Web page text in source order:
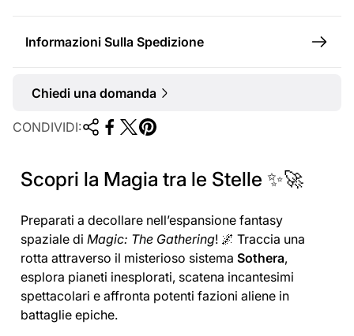
Informazioni Sulla Spedizione
Chiedi una domanda
CONDIVIDI:
Scopri la Magia tra le Stelle ✨🚀
Preparati a decollare nell’espansione fantasy
spaziale di Magic: The Gathering! 🌌 Traccia una
rotta attraverso il misterioso sistema Sothera,
esplora pianeti inesplorati, scatena incantesimi
spettacolari e affronta potenti fazioni aliene in
battaglie epiche.